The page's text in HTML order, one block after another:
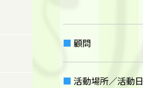
顧問
活動場所／活動日